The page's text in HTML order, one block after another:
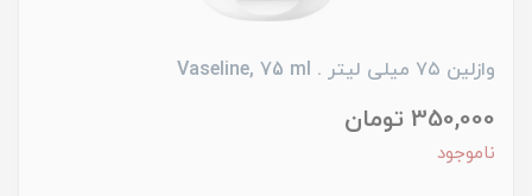
وازلین ۷۵ میلی لیتر . Vaseline, 75 ml
350,000 تومان
ناموجود